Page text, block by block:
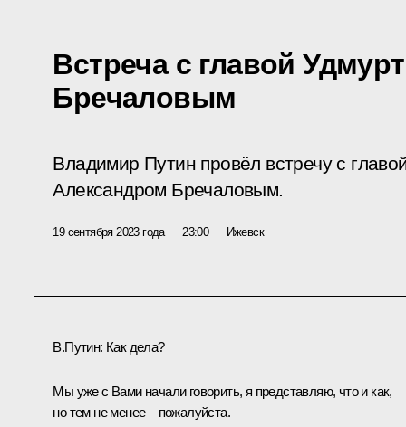
Встреча с главой
Бречаловым
Владимир Путин провёл встречу с
Александром Бречаловым.
19 сентября 2023 года 23:00 Ижевск
В.Путин: Как дела?
Мы уже с Вами начали говорить, я представляю, что и как,
но тем не менее – пожалуйста.